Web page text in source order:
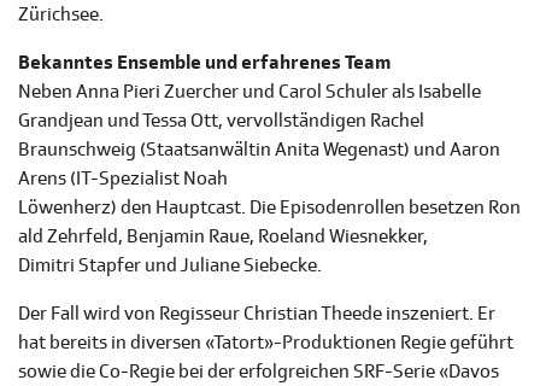
Zürichsee.
Bekanntes Ensemble und erfahrenes Team
Neben Anna Pieri Zuercher und Carol Schuler als Isabelle
Grandjean und Tessa Ott, vervollständigen Rachel
Braunschweig (Staatsanwältin Anita Wegenast) und Aaron
Arens (IT-Spezialist Noah
Löwenherz) den Hauptcast. Die Episodenrollen besetzen Ron
ald Zehrfeld, Benjamin Raue, Roeland Wiesnekker,
Dimitri Stapfer und Juliane Siebecke.
Der Fall wird von Regisseur Christian Theede inszeniert. Er
hat bereits in diversen «Tatort»-Produktionen Regie geführt
sowie die Co-Regie bei der erfolgreichen SRF-Serie «Davos